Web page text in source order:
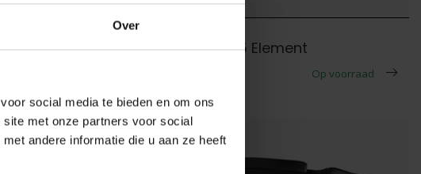
Over
social media te bieden en om ons
met onze partners voor social
andere informatie die u aan ze heeft
Rega ND5 Element
Op voorraad